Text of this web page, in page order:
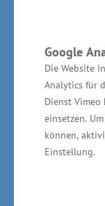
Google
Die Website
Analytics für
Dienst
einsetzen.
können,
Einstellung.
zur